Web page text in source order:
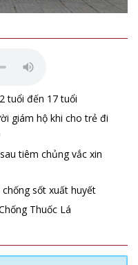
tuổi đến 17 tuổi
giám hộ khi cho trẻ đi
tiêm chủng vắc xin
sốt xuất huyết
Thuốc Lá